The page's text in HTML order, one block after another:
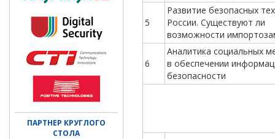
ПАРТНЕР КРУГЛОГО
СТОЛА
5
Развитие безопасных
России. Существуют ли
возможности
6
Аналитика социальных
в обеспечении
безопасности